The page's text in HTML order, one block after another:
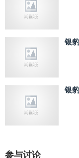
银
银
参与讨论